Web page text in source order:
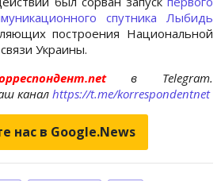
спутника Лыбидь
построения Национальной
Украины.
в Telegram.
канал https://t.me/korrespondentnet
нас в Google.News